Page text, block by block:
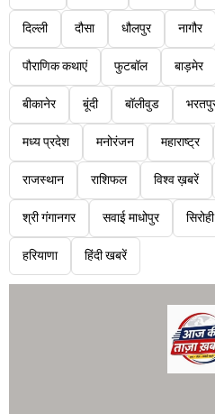
दिल्ली दौसा धौलपुर नागौर
पौराणिक कथाएं फुटबॉल बाड़मेर
बीकानेर बूंदी बॉलीवुड
मध्य प्रदेश मनोरंजन महाराष्ट्र
राजस्थान राशिफल विश्व ख़बरें
श्री गंगानगर सवाई माधोपुर सिरोही
हरियाणा हिंदी खबरें